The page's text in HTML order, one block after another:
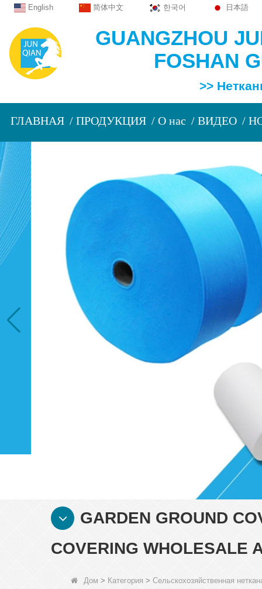
English 简体中文 한국어 日本語
GUANGZHOU
FOSHAN
>> Нетканый
ГЛАВНАЯ ПРОДУКЦИЯ О нас ВИДЕО
GARDEN GROUND
COVERING WHOLESALE
Дом > Категория > Сельскохозяйственная